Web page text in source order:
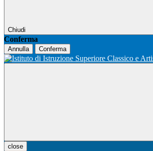
Chiudi
Conferma
Annulla Conferma
close